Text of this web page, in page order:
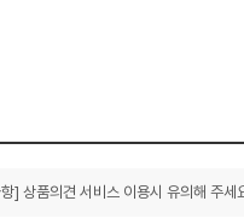
] 상품의견 서비스 이용시 유의해 주세